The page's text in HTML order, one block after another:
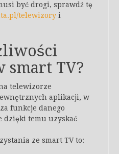
być drogi, sprawdź tę
telewizory i
TV?
telewizorze
aplikacji, w
funkcje danego
dzięki temu uzyskać
ze smart TV to: